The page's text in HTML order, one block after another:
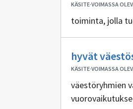
KÄSITE·VOIMASSA
toiminta, jolla
hyvät
KÄSITE·VOIMASSA
väestöryhmien